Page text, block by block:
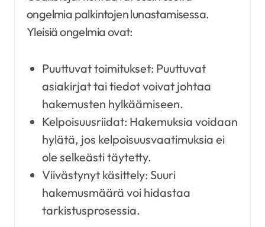
ongelmia palkintojen lunastamisessa.
Yleisiä ongelmia ovat:
Puuttuvat toimitukset: Puuttuvat
asiakirjat tai tiedot voivat johtaa
hakemusten hylkäämiseen.
Kelpoisuusriidat: Hakemuksia voidaan
hylätä, jos kelpoisuusvaatimuksia ei
ole selkeästi täytetty.
Viivästynyt käsittely: Suuri
hakemusmäärä voi hidastaa
tarkistusprosessia.